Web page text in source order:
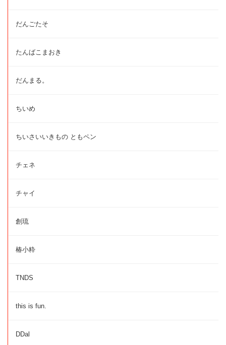
だんごたそ
たんばこまおき
だんまる。
ちいめ
ちいさいいきもの ともペン
チェネ
チャイ
創琉
椿小粋
TNDS
this is fun.
DDal